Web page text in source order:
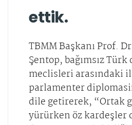
ettik.
TBMM Başkanı Prof.
Şentop, bağımsız
meclisleri arasındaki
parlamenter
dile getirerek, “Ortak
yürürken öz kardeşler